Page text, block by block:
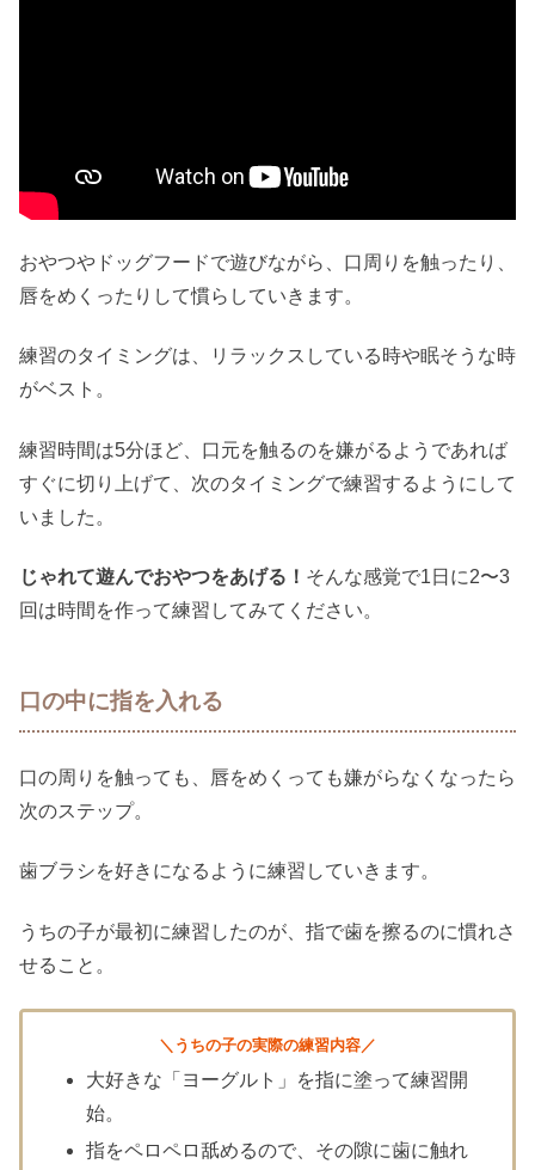
おやつやドッグフードで遊びながら、口周りを触ったり、
唇をめくったりして慣らしていきます。
練習のタイミングは、リラックスしている時や眠そうな時
がベスト。
練習時間は5分ほど、口元を触るのを嫌がるようであれば
すぐに切り上げて、次のタイミングで練習するようにして
いました。
じゃれて遊んでおやつをあげる！ そんな感覚で1日に2〜3
回は時間を作って練習してみてください。
口の中に指を入れる
口の周りを触っても、唇をめくっても嫌がらなくなったら
次のステップ。
歯ブラシを好きになるように練習していきます。
うちの子が最初に練習したのが、指で歯を擦るのに慣れさ
せること。
＼うちの子の実際の練習内容／
大好きな「ヨーグルト」を指に塗って練習開
始。
指をペロペロ舐めるので、その隙に歯に触れ